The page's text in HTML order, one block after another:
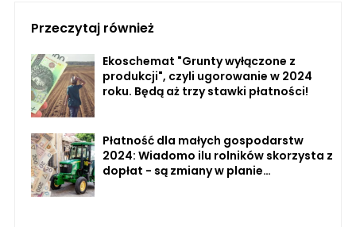
Przeczytaj również
Ekoschemat "Grunty wyłączone z
produkcji", czyli ugorowanie w 2024
roku. Będą aż trzy stawki płatności!
Płatność dla małych gospodarstw
2024: Wiadomo ilu rolników skorzysta z
dopłat - są zmiany w planie